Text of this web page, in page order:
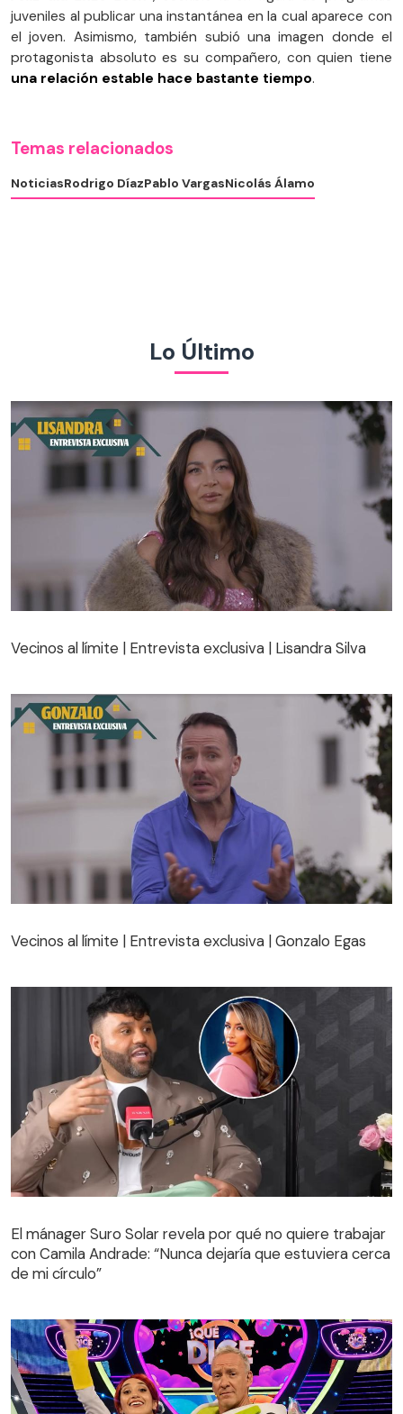
juveniles al publicar una instantánea en la cual aparece con
el joven. Asimismo, también subió una imagen donde el
protagonista absoluto es su compañero, con quien tiene
una relación estable hace bastante tiempo.
Temas relacionados
NoticiasRodrigo DíazPablo VargasNicolás Álamo
Lo Último
Vecinos al límite | Entrevista exclusiva | Lisandra Silva
Vecinos al límite | Entrevista exclusiva | Gonzalo Egas
El mánager Suro Solar revela por qué no quiere trabajar
con Camila Andrade: “Nunca dejaría que estuviera cerca
de mi círculo”